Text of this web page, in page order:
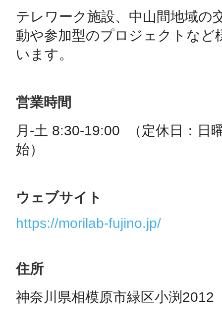
テレワーク施設、中山間地域の
動や参加型のプロジェクトなど
います。
営業時間
月-土 8:30-19:00  （定休日：日
始）
ウェブサイト
https://morilab-fujino.jp/
住所
神奈川県相模原市緑区小渕2012